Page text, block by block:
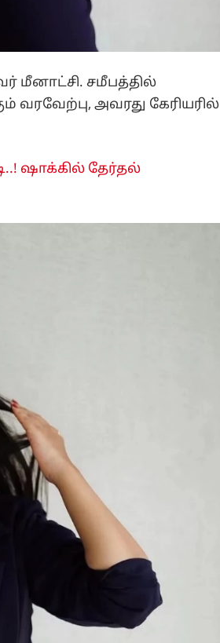
மீனாட்சி. சமீபத்தில்
வரவேற்பு, அவரது கேரியரில்
ஷாக்கில் தேர்தல்